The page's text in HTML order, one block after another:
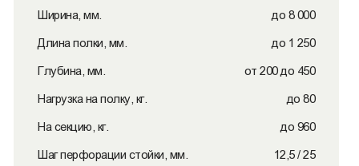
Ширина, мм. до 8 000
Длина полки, мм. до 1 250
Глубина, мм. от 200 до 450
Нагрузка на полку, кг. до 80
На секцию, кг. до 960
Шаг перфорации стойки, мм. 12,5 / 25